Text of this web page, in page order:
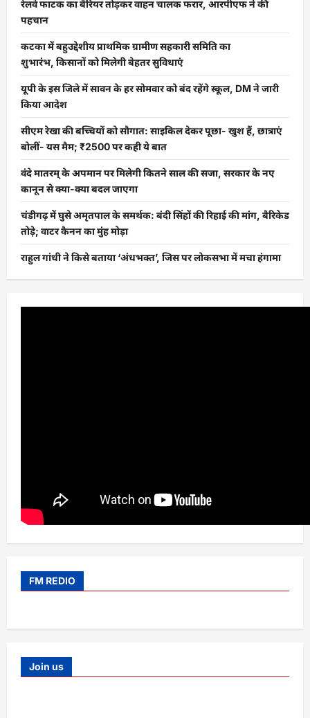
रेलवे फाटक का बैरियर तोड़कर वाहन चालक फरार, आरपीएफ ने की
पहचान
कटका में बहुउद्देशीय प्राथमिक ग्रामीण सहकारी समिति का
शुभारंभ, किसानों को मिलेगी बेहतर सुविधाएं
यूपी के इस जिले में सावन के हर सोमवार को बंद रहेंगे स्कूल, DM ने जारी
किया आदेश
सीएम रेखा की बच्चियों को सौगात: साइकिल देकर पूछा- खुश हैं, छात्राएं
बोलीं- यस मैम; ₹2500 पर कही ये बात
वंदे मातरम् के अपमान पर मिलेगी कितने साल की सजा, सरकार के नए
कानून से क्या-क्या बदल जाएगा
चंडीगढ़ में घुसे अमृतपाल के समर्थक: बंदी सिंहों की रिहाई की मांग, बैरिकेड
तोड़े; वाटर कैनन का मुंह मोड़ा
राहुल गांधी ने किसे बताया ‘अंधभक्त’, जिस पर लोकसभा में मचा हंगामा
FM REDIO
Join us